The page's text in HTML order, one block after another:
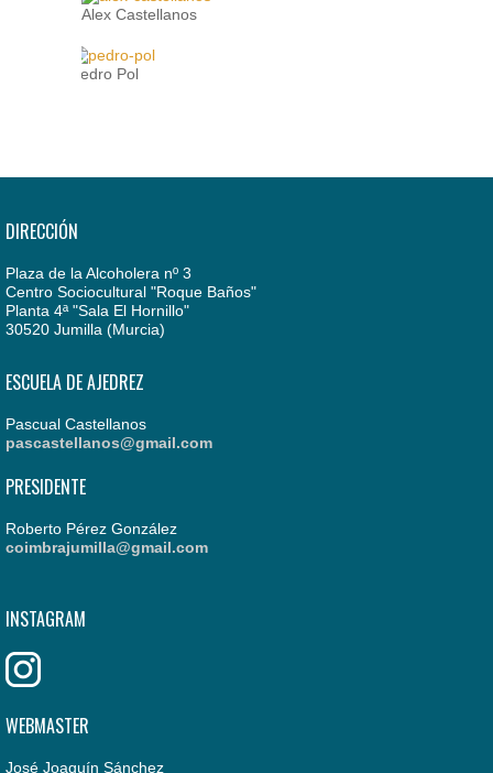
Alex Castellanos
Pedro Pol
DIRECCIÓN
Plaza de la Alcoholera nº 3
Centro Sociocultural "Roque Baños"
Planta 4ª "Sala El Hornillo"
30520 Jumilla (Murcia)
ESCUELA DE AJEDREZ
Pascual Castellanos
pascastellanos@gmail.com
PRESIDENTE
Roberto Pérez González
coimbrajumilla@gmail.com
INSTAGRAM
WEBMASTER
José Joaquín Sánchez